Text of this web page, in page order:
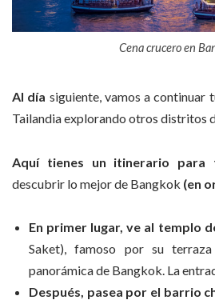
Cena crucero en
Al día siguiente, vamos a continuar
Tailandia explorando otros distritos
Aquí tienes un itinerario para
descubrir lo mejor de Bangkok (en
En primer lugar, ve al templo
Saket), famoso por su
panorámica de Bangkok. La
Después, pasea por el barrio